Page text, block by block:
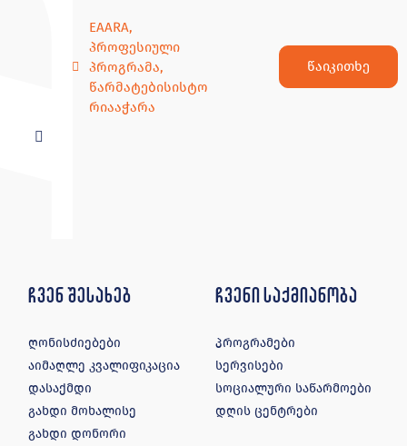
EAARA,
პროფესიული
პროგრამა,
წარმატებისისტო
რიააჭარა
წაიკითხე
ჩვენ შესახებ
ღონისძიებები
აიმაღლე კვალიფიკაცია
დასაქმდი
გახდი მოხალისე
გახდი დონორი
ჩვენი საქმიანობა
პროგრამები
სერვისები
სოციალური საწარმოები
დღის ცენტრები